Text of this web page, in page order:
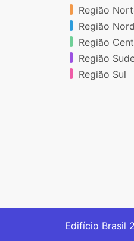
Região
Região
Região
Região
Região Sul
Edifício Brasil